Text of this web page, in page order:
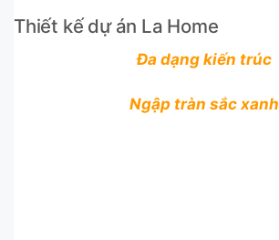
Thiết kế dự án La Home
Đa dạng kiến trúc
Ngập tràn sắc xanh